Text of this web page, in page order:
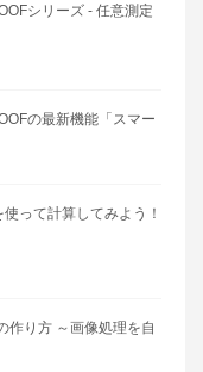
シリーズ - 任意測定
の最新機能「スマー
って計算してみよう！
作り方 ～画像処理を自